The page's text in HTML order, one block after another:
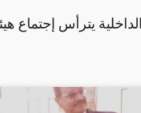
يترأس إجتماع